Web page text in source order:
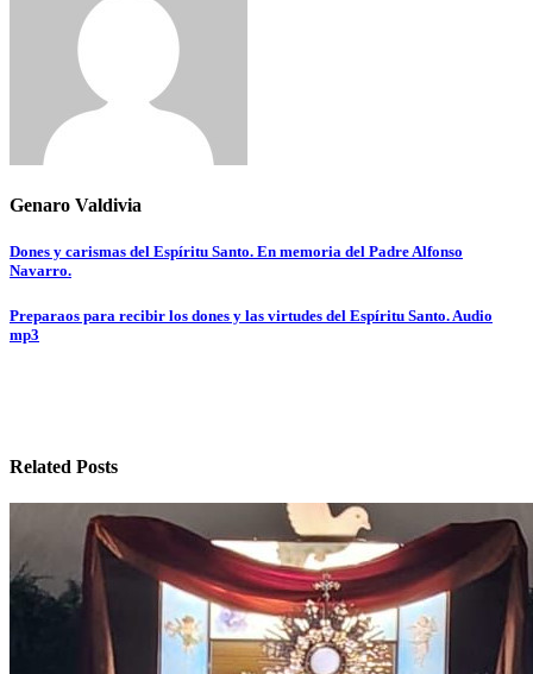
Genaro Valdivia
Navegación
entradas
Dones y carismas del Espíritu Santo. En memoria del Padre Alfonso
Navarro.
Preparaos para recibir los dones y las virtudes del Espíritu Santo. Audio
mp3
Related Posts